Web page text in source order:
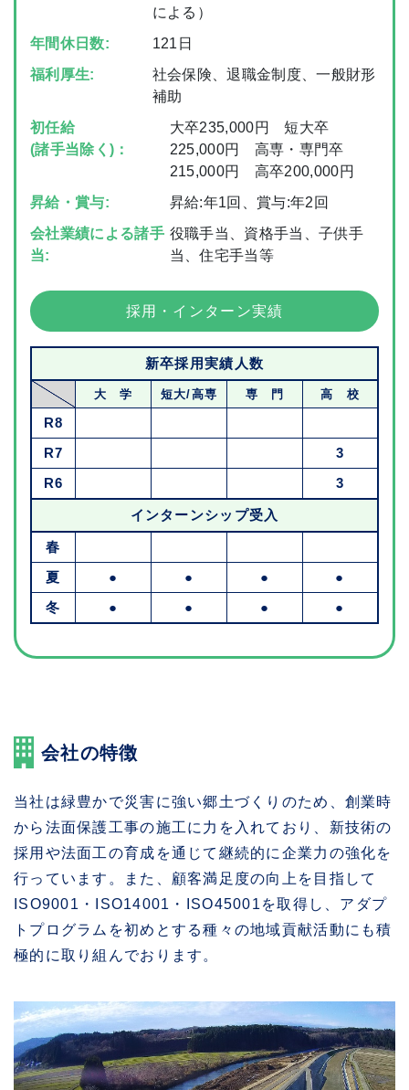
による）
年間休日数:
121日
福利厚生:
社会保険、退職金制度、一般財形
補助
初任給
(諸手当除く)：
大卒235,000円 短大卒
225,000円 高専・専門卒
215,000円 高卒200,000円
昇給・賞与:
昇給:年1回、賞与:年2回
会社業績による諸手
当:
役職手当、資格手当、子供手
当、住宅手当等
採用・インターン実績
新卒採用実績人数
大 学 短大/高専 専 門 高 校
R8
R7
3
R6
3
インターンシップ受入
春
夏
● ● ●
●
冬
● ● ● ●
会社の特徴
当社は緑豊かで災害に強い郷土づくりのため、創業時
から法面保護工事の施工に力を入れており、新技術の
採用や法面工の育成を通じて継続的に企業力の強化を
行っています。また、顧客満足度の向上を目指して
ISO9001・ISO14001・ISO45001を取得し、アダプ
トプログラムを初めとする種々の地域貢献活動にも積
極的に取り組んでおります。